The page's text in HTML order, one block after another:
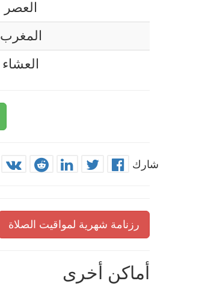
العصر
المغرب
العشاء
شارك
رزنامة شهرية لمواقيت الصلاة
أماكن أخرى